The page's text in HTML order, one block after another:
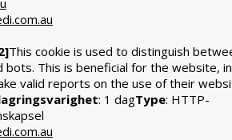
This cookie is used to distinguish
bots. This is beneficial for the website, in
valid reports on the use of their
: 1 dagType: HTTP-